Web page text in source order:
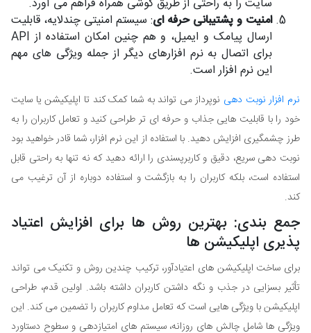
امنیت و پشتیبانی حرفه ای: سیستم امنیتی چندلایه، قابلیت
ارسال پیامک و ایمیل، و هم چنین امکان استفاده از API
برای اتصال به نرم افزارهای دیگر از جمله ویژگی های مهم
این نرم افزار است.
نرم افزار نوبت دهی نوپرداز می تواند به شما کمک کند تا اپلیکیشن یا سایت
خود را با قابلیت هایی جذاب و حرفه ای تر طراحی کنید و تعامل کاربران را به
طرز چشمگیری افزایش دهید. با استفاده از این نرم افزار، شما قادر خواهید بود
نوبت دهی سریع، دقیق و کاربرپسندی را ارائه دهید که نه تنها به راحتی قابل
استفاده است، بلکه کاربران را به بازگشت و استفاده دوباره از آن ترغیب می
کند.
جمع بندی: بهترین روش ها برای افزایش اعتیاد
پذیری اپلیکیشن ها
برای ساخت اپلیکیشن های اعتیادآور، ترکیب چندین روش و تکنیک می تواند
تأثیر بسزایی در جذب و نگه داشتن کاربران داشته باشد. اولین قدم، طراحی
اپلیکیشن با ویژگی هایی است که تعامل مداوم کاربران را تضمین می کند. این
ویژگی ها شامل چالش های روزانه، سیستم های امتیازدهی و سطوح دستاورد